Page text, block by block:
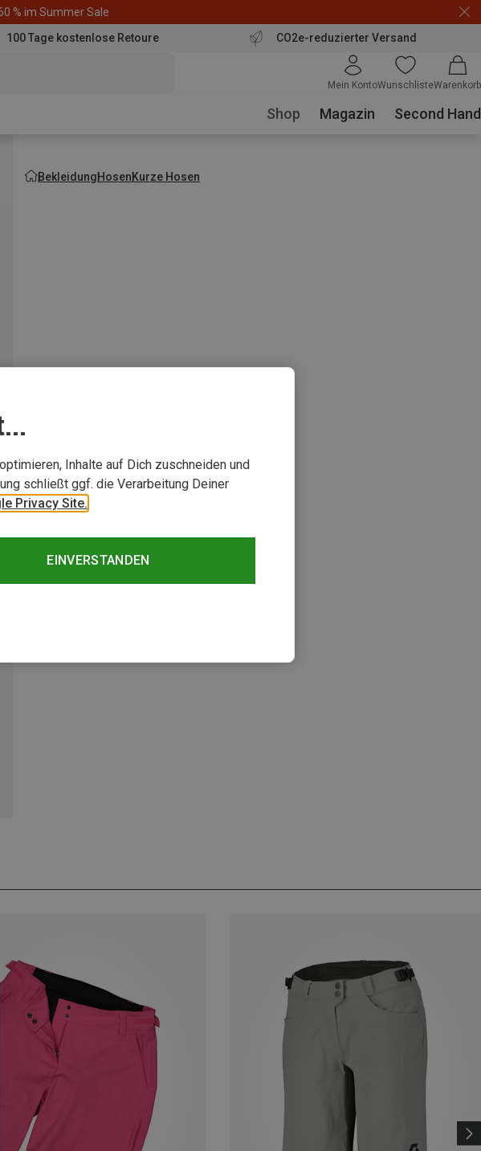
% im Summer Sale
100 Tage kostenlose Retoure CO2e-reduzierter Versand
Mein KontoWunschlisteWarenkorb
Shop Magazin Second Hand
BekleidungHosenKurze Hosen
Inhalte auf Dich zuschneiden und
schließt ggf. die Verarbeitung Deiner
Privacy Site.
EINVERSTANDEN